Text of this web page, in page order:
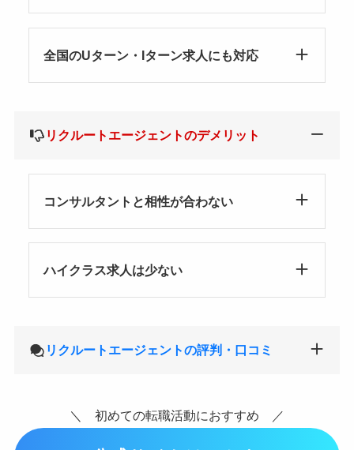
全国のUターン・Iターン求人にも対応
リクルートエージェントのデメリット
コンサルタントと相性が合わない
ハイクラス求人は少ない
リクルートエージェントの評判・口コミ
＼ 初めての転職活動におすすめ ／